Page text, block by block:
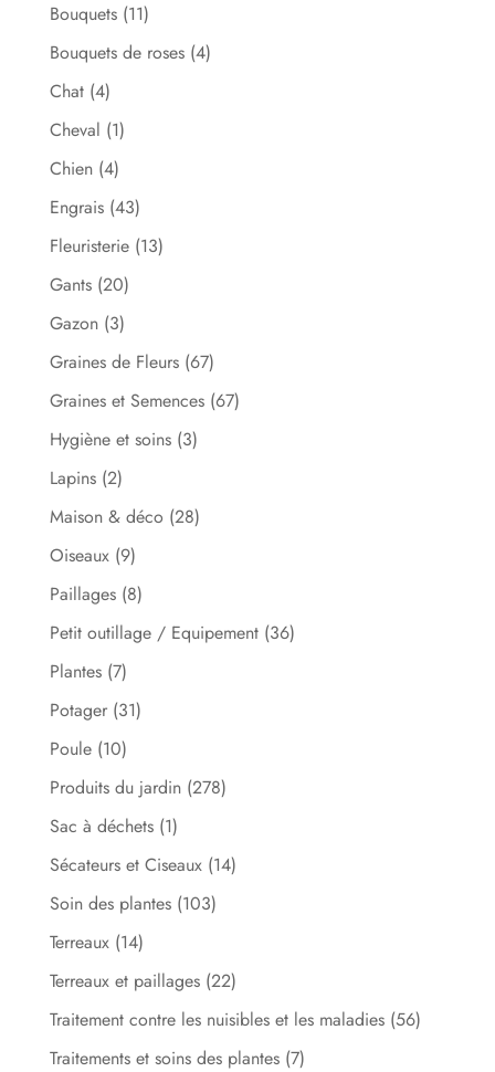
Bouquets (11)
Bouquets de roses (4)
Chat (4)
Cheval (1)
Chien (4)
Engrais (43)
Fleuristerie (13)
Gants (20)
Gazon (3)
Graines de Fleurs (67)
Graines et Semences (67)
Hygiène et soins (3)
Lapins (2)
Maison & déco (28)
Oiseaux (9)
Paillages (8)
Petit outillage / Equipement (36)
Plantes (7)
Potager (31)
Poule (10)
Produits du jardin (278)
Sac à déchets (1)
Sécateurs et Ciseaux (14)
Soin des plantes (103)
Terreaux (14)
Terreaux et paillages (22)
Traitement contre les nuisibles et les maladies (56)
Traitements et soins des plantes (7)